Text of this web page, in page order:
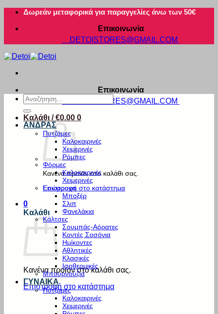
Μετάβαση
περιεχόμενο
Δωρεάν μεταφορικά για παραγγελίες άνω των 50€
Επικοινωνία
DETOISTORES@GMAIL.COM
Επικοινωνία
DETOISTORES@GMAIL.COM
Καλάθι /€0.00 0
Κανένα προϊόν στο καλάθι σας.
Επιστροφή στο κατάστημα
0
Καλάθι
Κανένα προϊόν στο καλάθι σας.
Επιστροφή στο κατάστημα
Αναζήτηση
για:
ΑΝΔΡΑΣ
Πυτζάμες
Καλοκαιρινές
Χειμερινές
Ρόμπες
Φόρμες
Καλοκαιρινές
Χειμερινές
Εσώρουχα
Μποξέρ
Σλιπ
Φανελάκια
Κάλτσες
Σουμπάς-Αόρατες
Κοντές Σοσόνια
Ημίκοντες
Αθλητικές
Κλασικές
Ισοθερμικές
Μπουρνούζια
ΓΥΝΑΙΚΑ
Πυτζάμες
Καλοκαιρινές
Χειμερινές